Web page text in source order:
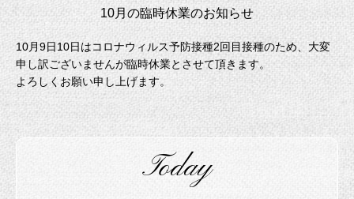
10月の臨時休業のお知らせ
10月9日10日はコロナウィルス予防接種2回目接種のため、大変
申し訳ございませんが臨時休業とさせて頂きます。
よろしくお願い申し上げます。
Today